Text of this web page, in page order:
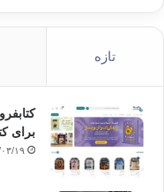
تازه
برای
۰۵/